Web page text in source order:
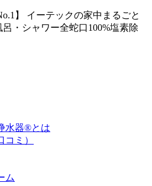
】 イーテックの家中まるごと
・シャワー全蛇口100%塩素除
水器®とは
ミ）
ム